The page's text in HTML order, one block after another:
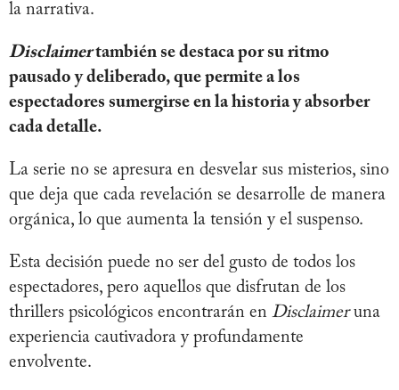
la narrativa.
Disclaimertambién se destaca por su ritmo
pausado y deliberado, que permite a los
espectadores sumergirse en la historia y absorber
cada detalle.
La serie no se apresura en desvelar sus misterios, sino
que deja que cada revelación se desarrolle de manera
orgánica, lo que aumenta la tensión y el suspenso.
Esta decisión puede no ser del gusto de todos los
espectadores, pero aquellos que disfrutan de los
thrillers psicológicos encontrarán en Disclaimeruna
experiencia cautivadora y profundamente
envolvente.